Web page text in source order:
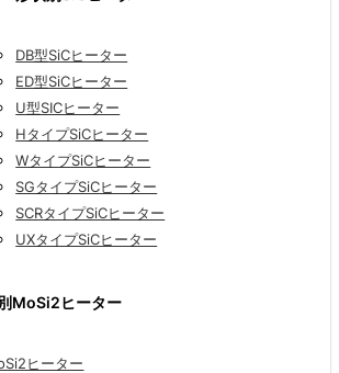
DB型SiCヒーター
ED型SiCヒーター
U型SICヒーター
HタイプSiCヒーター
WタイプSiCヒーター
SGタイプSiCヒーター
SCRタイプSiCヒーター
UXタイプSiCヒーター
MoSi2ヒーター
ヒーター